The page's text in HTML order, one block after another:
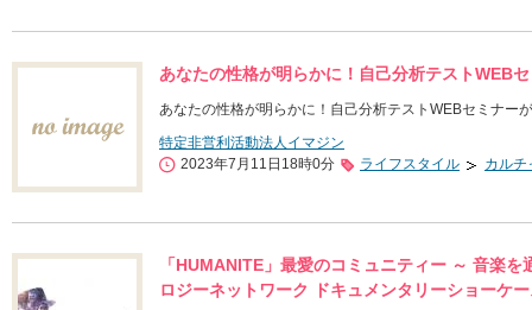
あなたの性格が明らかに！自己分析テストWEB
あなたの性格が明らかに！自己分析テストWEBセミナー
特定非営利活動法人イマジン
2023年7月11日18時0分
ライフスタイル カルチ
「HUMANITE」最愛のコミュニティー ～ 音楽
ロジーネットワーク ドキュメンタリーショーケ